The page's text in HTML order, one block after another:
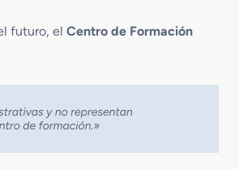
futuro, el Centro de Formación